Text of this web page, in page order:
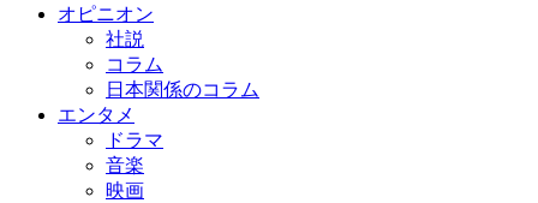
オピニオン
社説
コラム
日本関係のコラム
エンタメ
ドラマ
音楽
映画